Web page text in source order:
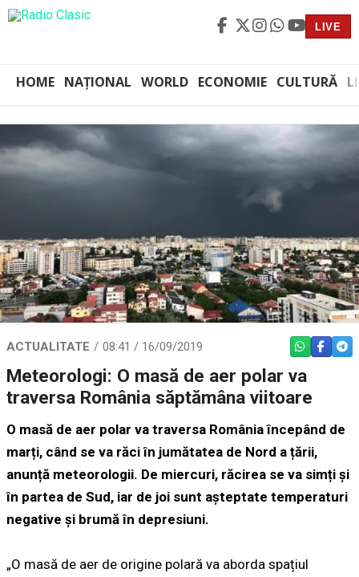
LIVE
HOME NAȚIONAL WORLD ECONOMIE CULTURĂ
ACTUALITATE 08:41 / 16/09/2019 WHATSAPP
Meteorologi: O masă de aer polar va
traversa România săptămâna viitoare
O masă de aer polar va traversa România începând de
marți, când se va răci în jumătatea de Nord a țării,
anunță meteorologii. De miercuri, răcirea se va simți și
în partea de Sud, iar de joi sunt așteptate temperaturi
negative și brumă în depresiuni.
„O masă de aer de origine polară va aborda spațiul